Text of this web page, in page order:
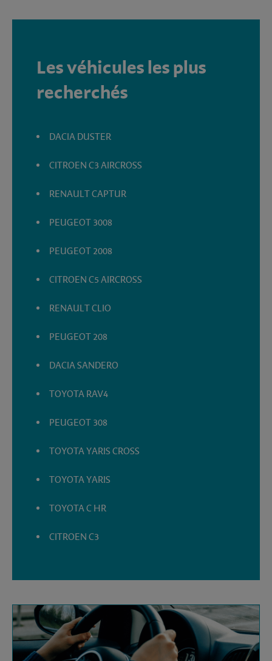
Les véhicules les plus
recherchés
DACIA DUSTER
CITROEN C3 AIRCROSS
RENAULT CAPTUR
PEUGEOT 3008
PEUGEOT 2008
CITROEN C5 AIRCROSS
RENAULT CLIO
PEUGEOT 208
DACIA SANDERO
TOYOTA RAV4
PEUGEOT 308
TOYOTA YARIS CROSS
TOYOTA YARIS
TOYOTA C HR
CITROEN C3